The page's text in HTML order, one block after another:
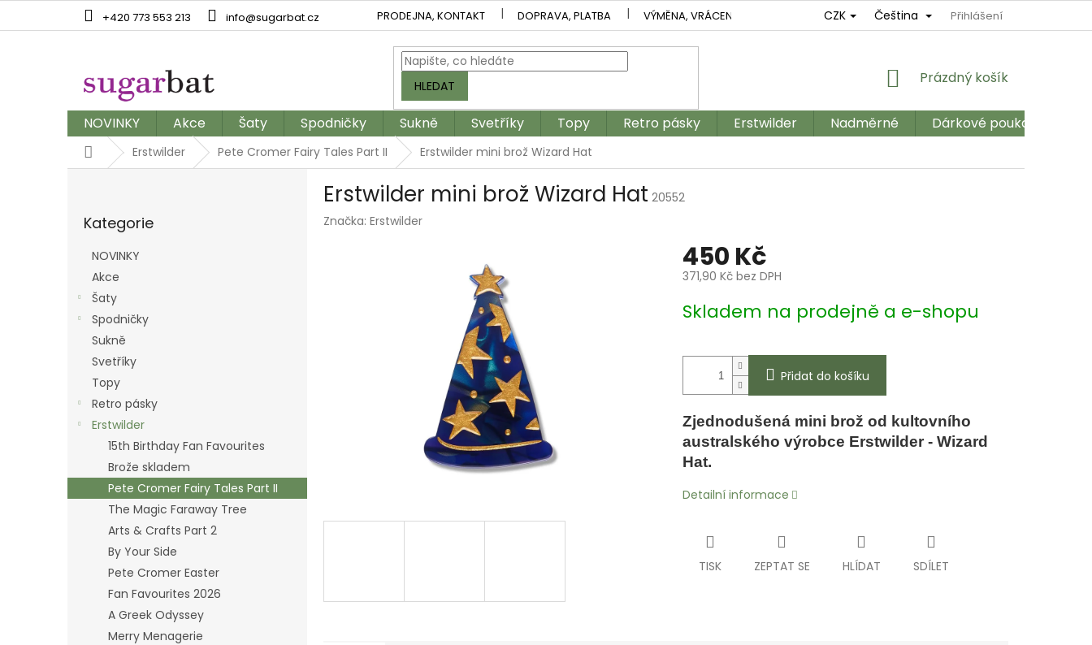
+420 773 553 213 info@sugarbat.cz PRODEJNA, KONTAKT DOPRAVA, PLATBA VÝMĚNA, VRÁCENÍ REKLAMAČNÍ ŘÁD OBCHODNÍ PODMÍNKY
CZK Čeština Přihlášení
HLEDAT
NÁKUPNÍ
Prázdný košík
NOVINKY Akce Šaty Spodničky Sukně Svetříky Topy Retro pásky Erstwilder Nadměrné Dárkové poukazy
DomůErstwilder Pete Cromer Fairy Tales Part II Erstwilder mini brož Wizard Hat
kategorie
Kategorie
NOVINKY
Akce
Šaty
Spodničky
Sukně
Svetříky
Topy
Retro pásky
Erstwilder
15th Birthday Fan Favourites
Brože skladem
Pete Cromer Fairy Tales Part II
The Magic Faraway Tree
Arts & Crafts Part 2
By Your Side
Pete Cromer Easter
Fan Favourites 2026
A Greek Odyssey
Merry Menagerie
Erstwilder mini brož Wizard Hat 20552
Značka: Erstwilder
450 Kč
371,90 Kč bez DPH
cena:
Skladem na prodejně a e-shopu
Přidat do košíku
Zjednodušená mini brož od kultovního
australského výrobce Erstwilder - Wizard
Hat.
Detailní informace
TISK ZEPTAT SE HLÍDAT SDÍLET